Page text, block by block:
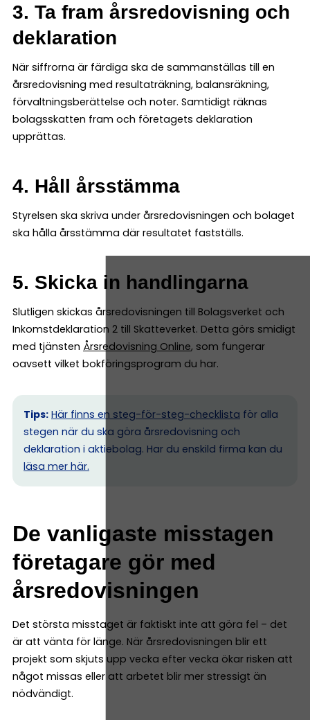
3. Ta fram årsredovisning och
deklaration
När siffrorna är färdiga ska de sammanställas till en
årsredovisning med resultaträkning, balansräkning,
förvaltningsberättelse och noter. Samtidigt räknas
bolagsskatten fram och företagets deklaration
upprättas.
4. Håll årsstämma
Styrelsen ska skriva under årsredovisningen och bolaget
ska hålla årsstämma där resultatet fastställs.
5. Skicka in handlingarna
Slutligen skickas årsredovisningen till Bolagsverket och
Inkomstdeklaration 2 till Skatteverket. Detta görs smidigt
med tjänsten Årsredovisning Online, som fungerar
oavsett vilket bokföringsprogram du har.
Tips: Här finns en steg-för-steg-checklista för alla
stegen när du ska göra årsredovisning och
deklaration i aktiebolag. Har du enskild firma kan du
läsa mer här.
De vanligaste misstagen
företagare gör med
årsredovisningen
Det största misstaget är faktiskt inte att göra fel – det
är att vänta för länge. När årsredovisningen blir ett
projekt som skjuts upp vecka efter vecka ökar risken att
något missas eller att arbetet blir mer stressigt än
nödvändigt.